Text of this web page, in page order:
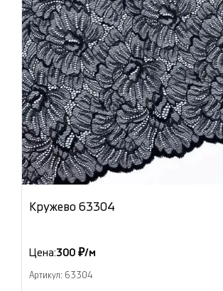
Кружево 63304
Цена:300 ₽/м
Артикул: 63304